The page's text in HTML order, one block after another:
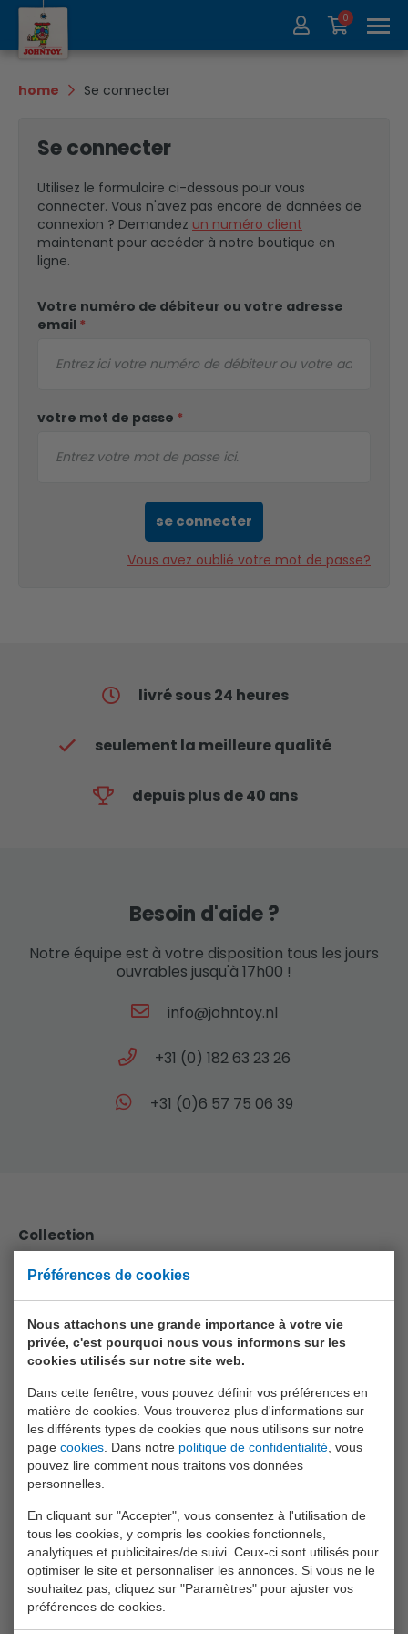
Préférences de cookies
Nous attachons une grande importance à votre vie
privée, c'est pourquoi nous vous informons sur les
cookies utilisés sur notre site web.
Dans cette fenêtre, vous pouvez définir vos préférences en
matière de cookies. Vous trouverez plus d'informations sur
les différents types de cookies que nous utilisons sur notre
page cookies . Dans notre politique de confidentialité , vous
pouvez lire comment nous traitons vos données
personnelles.
En cliquant sur "Accepter", vous consentez à l'utilisation de
tous les cookies, y compris les cookies fonctionnels,
analytiques et publicitaires/de suivi. Ceux-ci sont utilisés pour
optimiser le site et personnaliser les annonces. Si vous ne le
souhaitez pas, cliquez sur "Paramètres" pour ajuster vos
préférences de cookies.
À propos de nous
0
home Se connecter
Se connecter
Utilisez le formulaire ci-dessous pour vous
connecter. Vous n'avez pas encore de données de
connexion ? Demandez un numéro client
maintenant pour accéder à notre boutique en
ligne.
Votre numéro de débiteur ou votre adresse
email *
votre mot de passe *
se connecter
Vous avez oublié votre mot de passe?
livré sous 24 heures
seulement la meilleure qualité
depuis plus de 40 ans
Besoin d'aide ?
Notre équipe est à votre disposition tous les jours
ouvrables jusqu'à 17h00 !
info@johntoy.nl
+31 (0) 182 63 23 26
+31 (0)6 57 75 06 39
Collection
Animal World
Aqua Fun
Baby Rose
Bikefun
Boys
Crea Kids
Funtoy
Games
Girls
Happy World
Home And Kitchen